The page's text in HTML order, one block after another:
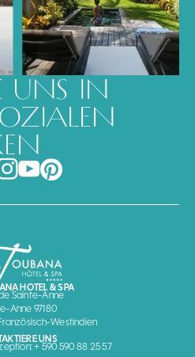
UNS IN
HOTEL & SPA
Sainte-Anne
Anne 97180
Westindien
UNS
+ 590 590 88 25 57